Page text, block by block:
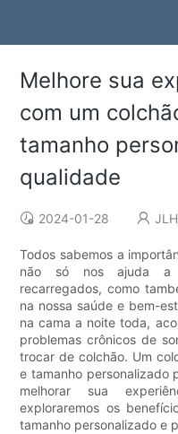
Melhore sua
com um
tamanho
qualidade
2024-01-28
Todos sabemos a
não só nos ajuda a
recarregados, como
na nossa saúde e bem-
na cama a noite toda,
problemas crônicos de
trocar de colchão. Um
e tamanho personalizado
melhorar sua
exploraremos os
tamanho personalizado e